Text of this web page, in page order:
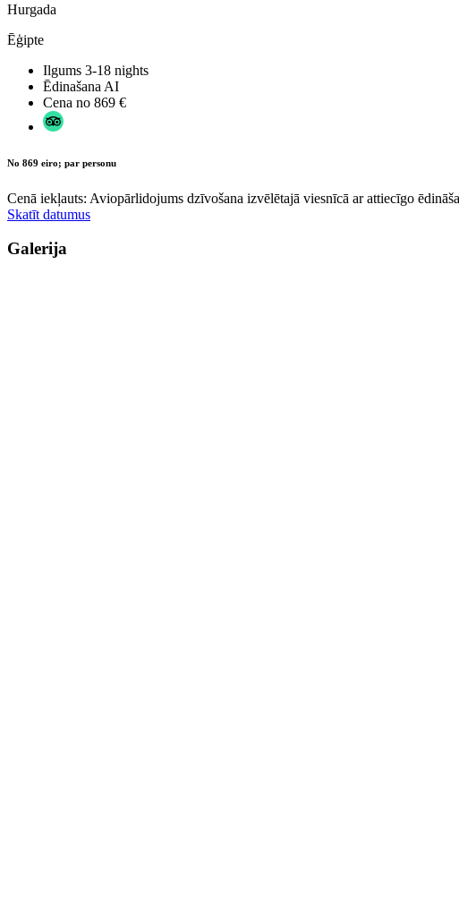
Hurgada
Ēģipte
Ilgums 3-18 nights
Ēdinašana AI
Cena no 869 €
No 869 eiro; par personu
Cenā iekļauts: Aviopārlidojums dzīvošana izvēlētajā viesnīcā ar attiecīgo
Skatīt datumus
Galerija